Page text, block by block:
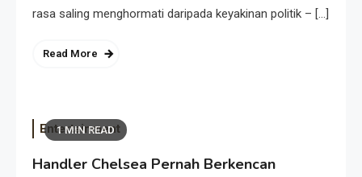
rasa saling menghormati daripada keyakinan politik – […]
Read More
1 MIN READ
Entertainment
Handler Chelsea Pernah Berkencan